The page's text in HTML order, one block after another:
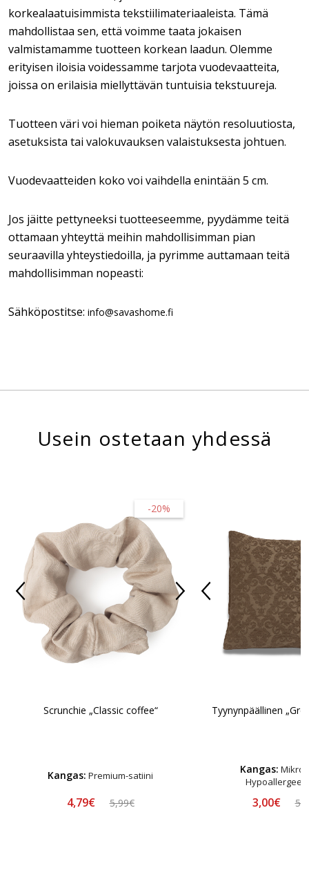
korkealaatuisimmista tekstiilimateriaaleista. Tämä
mahdollistaa sen, että voimme taata jokaisen
valmistamamme tuotteen korkean laadun. Olemme
erityisen iloisia voidessamme tarjota vuodevaatteita,
joissa on erilaisia miellyttävän tuntuisia tekstuureja.
Tuotteen väri voi hieman poiketa näytön resoluutiosta,
asetuksista tai valokuvauksen valaistuksesta johtuen.
Vuodevaatteiden koko voi vaihdella enintään 5 cm.
Jos jäitte pettyneeksi tuotteeseemme, pyydämme teitä
ottamaan yhteyttä meihin mahdollisimman pian
seuraavilla yhteystiedoilla, ja pyrimme auttamaan teitä
mahdollisimman nopeasti:
Sähköpostitse: info@savashome.fi
Usein ostetaan yhdessä
-20%
Scrunchie „Classic coffee“
Kangas: Premium-satiini
4,79€ 5,99€
Tyynynpäällinen
Kangas:
3,00€